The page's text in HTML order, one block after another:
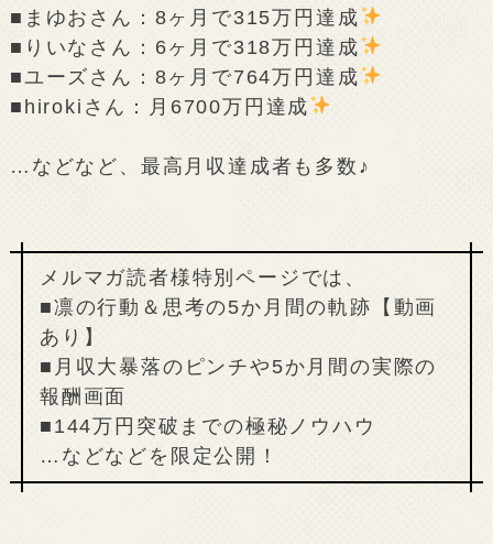
■まゆおさん：8ヶ月で315万円達成
■りいなさん：6ヶ月で318万円達成
■ユーズさん：8ヶ月で764万円達成
■hirokiさん：月6700万円達成
…などなど、最高月収達成者も多数♪
メルマガ読者様特別ページでは、
■凛の行動＆思考の5か月間の軌跡【動画
あり】
■月収大暴落のピンチや5か月間の実際の
報酬画面
■144万円突破までの極秘ノウハウ
…などなどを限定公開！